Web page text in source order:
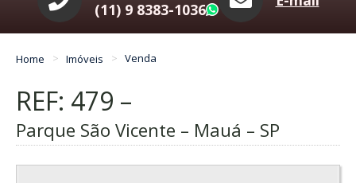
(11) 9 8383-1036
WhatsApp
Home Imóveis Venda
REF: 479 –
Parque São Vicente – Mauá – SP